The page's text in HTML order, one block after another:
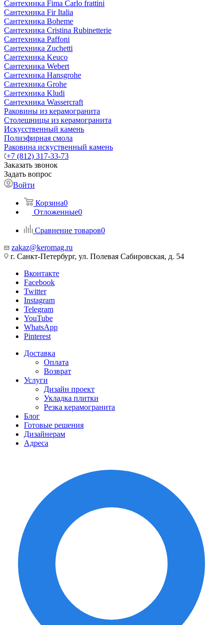
Сантехника Fima Carlo frattini
Сантехника Fir Italia
Сантехника Boheme
Сантехника Cristina Rubinetterie
Сантехника Paffoni
Сантехника Zuchetti
Сантехника Keuco
Сантехника Webert
Сантехника Hansgrohe
Сантехника Grohe
Сантехника Kludi
Сантехника Wassercraft
Раковины из керамогранита
Столешницы из керамогранита
Искусственный камень
Полиэфирная смола
Раковина искуственный камень
+7 (812) 317-33-73
Заказать звонок
Задать вопрос
Войти
Корзина0
Отложенные0
Сравнение товаров0
zakaz@keromag.ru
г. Санкт-Петербург, ул. Полевая Сабировская, д. 54
Вконтакте
Facebook
Twitter
Instagram
Telegram
YouTube
WhatsApp
Pinterest
Доставка
Оплата
Возврат
Услуги
Дизайн проект
Укладка плитки
Резка керамогранита
Блог
Готовые решения
Дизайнерам
Адреса